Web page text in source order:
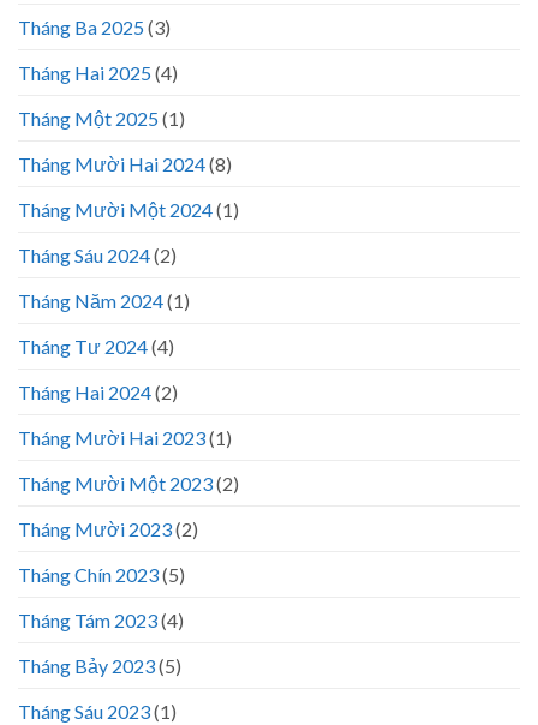
Tháng Ba 2025(3)
Tháng Hai 2025(4)
Tháng Một 2025(1)
Tháng Mười Hai 2024(8)
Tháng Mười Một 2024(1)
Tháng Sáu 2024(2)
Tháng Năm 2024(1)
Tháng Tư 2024(4)
Tháng Hai 2024(2)
Tháng Mười Hai 2023(1)
Tháng Mười Một 2023(2)
Tháng Mười 2023(2)
Tháng Chín 2023(5)
Tháng Tám 2023(4)
Tháng Bảy 2023(5)
Tháng Sáu 2023(1)